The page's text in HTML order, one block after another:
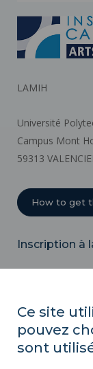
LAMIH
Université
Campus Mont
59313
How to get
Inscription à
REGULATORY
Ce site
pouvez
sont